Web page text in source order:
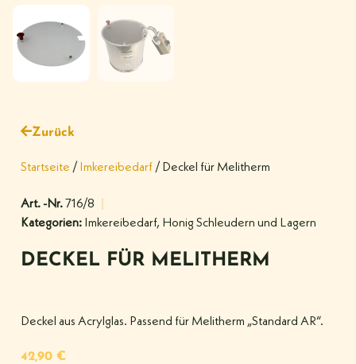
Zurück
Startseite / Imkereibedarf / Deckel für Melitherm
Art. -Nr.716/8
Kategorien: Imkereibedarf, Honig Schleudern und Lagern
DECKEL FÜR MELITHERM
Deckel aus Acrylglas. Passend für Melitherm „Standard AR“.
42,90 €